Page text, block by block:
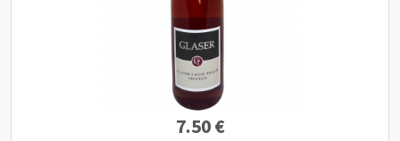
7.50 €